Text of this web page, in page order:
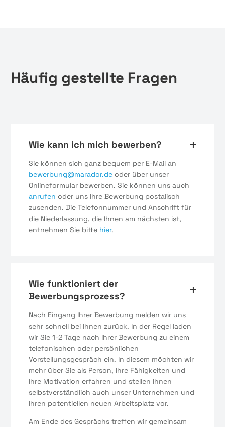
Häufig gestellte Fragen
Wie kann ich mich bewerben?
Sie können sich ganz bequem per E-Mail an
bewerbung@marador.de oder über unser
Onlineformular bewerben. Sie können uns auch
anrufen oder uns Ihre Bewerbung postalisch
zusenden. Die Telefonnummer und Anschrift für
die Niederlassung, die Ihnen am nächsten ist,
entnehmen Sie bitte hier.
Wie funktioniert der
Bewerbungsprozess?
Nach Eingang Ihrer Bewerbung melden wir uns
sehr schnell bei Ihnen zurück. In der Regel laden
wir Sie 1-2 Tage nach Ihrer Bewerbung zu einem
telefonischen oder persönlichen
Vorstellungsgespräch ein. In diesem möchten wir
mehr über Sie als Person, Ihre Fähigkeiten und
Ihre Motivation erfahren und stellen Ihnen
selbstverständlich auch unser Unternehmen und
Ihren potentiellen neuen Arbeitsplatz vor.
Am Ende des Gesprächs treffen wir gemeinsam